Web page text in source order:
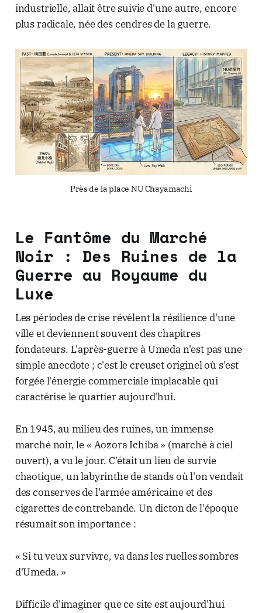
industrielle, allait être suivie d'une autre, encore
plus radicale, née des cendres de la guerre.
Près de la place NU Chayamachi
Le Fantôme du Marché
Noir : Des Ruines de la
Guerre au Royaume du
Luxe
Les périodes de crise révèlent la résilience d'une
ville et deviennent souvent des chapitres
fondateurs. L'après-guerre à Umeda n'est pas une
simple anecdote ; c'est le creuset originel où s'est
forgée l'énergie commerciale implacable qui
caractérise le quartier aujourd'hui.
En 1945, au milieu des ruines, un immense
marché noir, le « Aozora Ichiba » (marché à ciel
ouvert), a vu le jour. C'était un lieu de survie
chaotique, un labyrinthe de stands où l'on vendait
des conserves de l'armée américaine et des
cigarettes de contrebande. Un dicton de l'époque
résumait son importance :
« Si tu veux survivre, va dans les ruelles sombres
d'Umeda. »
Difficile d'imaginer que ce site est aujourd'hui